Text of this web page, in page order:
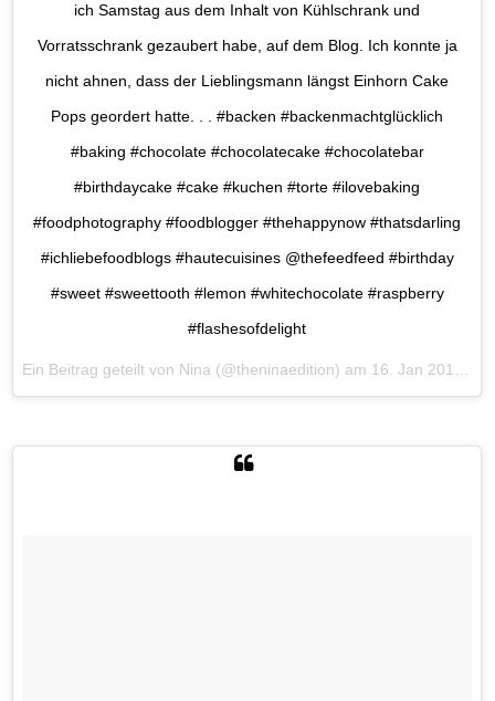
ich Samstag aus dem Inhalt von Kühlschrank und
Vorratsschrank gezaubert habe, auf dem Blog. Ich konnte ja
nicht ahnen, dass der Lieblingsmann längst Einhorn Cake
Pops geordert hatte. . . #backen #backenmachtglücklich
#baking #chocolate #chocolatecake #chocolatebar
#birthdaycake #cake #kuchen #torte #ilovebaking
#foodphotography #foodblogger #thehappynow #thatsdarling
#ichliebefoodblogs #hautecuisines @thefeedfeed #birthday
#sweet #sweettooth #lemon #whitechocolate #raspberry
#flashesofdelight
Ein Beitrag geteilt von Nina (@theninaedition) am 16. Jan 2017 um 8:52 Uhr